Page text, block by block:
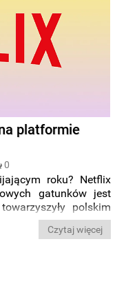
platformie
0
roku? Netflix
gatunków jest
polskim
na ekranach
komediowe
Czytaj więcej